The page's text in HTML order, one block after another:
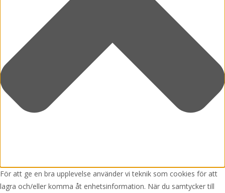
För att ge en bra upplevelse använder vi teknik som cookies för att
lagra och/eller komma åt enhetsinformation. När du samtycker till